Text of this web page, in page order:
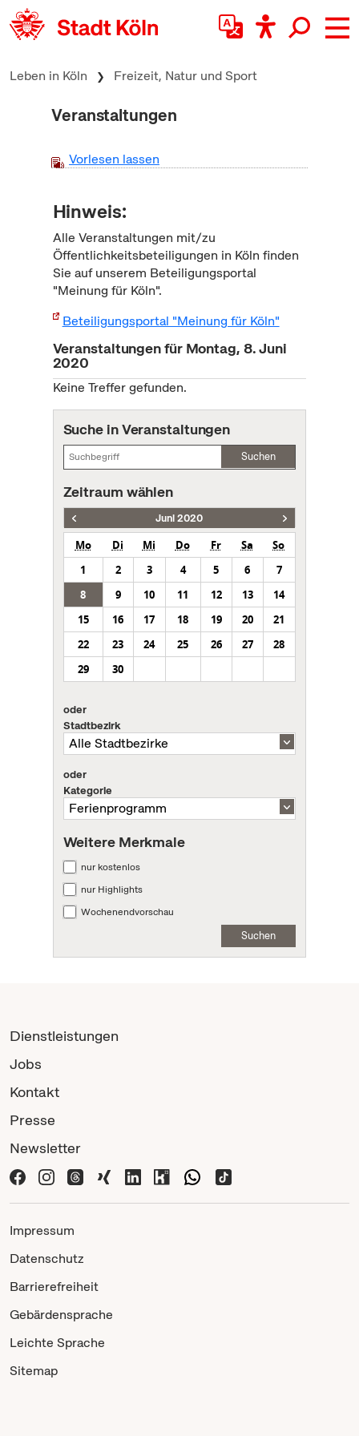
zum Inhalt springen
Leben in Köln Freizeit, Natur und Sport
Veranstaltungen
Vorlesen lassen
Hinweis:
Alle Veranstaltungen mit/zu
Öffentlichkeitsbeteiligungen in Köln finden
Sie auf unserem Beteiligungsportal
"Meinung für Köln".
Beteiligungsportal "Meinung für Köln"
Veranstaltungen für Montag, 8. Juni
2020
Keine Treffer gefunden.
Suche in Veranstaltungen
Suchen
Zeitraum wählen
Juni 2020
Mo Di Mi Do Fr Sa
So
1
2 3 4 5 6
7
8
9 10 11 12 13
14
15
16 17 18 19 20
21
22
23 24 25 26 27
28
29
30
oder
Stadtbezirk
oder
Kategorie
Weitere Merkmale
nur kostenlos
nur Highlights
Wochenendvorschau
Suchen
Dienstleistungen
Jobs
Kontakt
Presse
Newsletter
Impressum
Datenschutz
Barrierefreiheit
Gebärdensprache
Leichte Sprache
Sitemap